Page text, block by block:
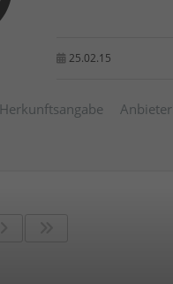
25.02.15
Herkunftsangabe